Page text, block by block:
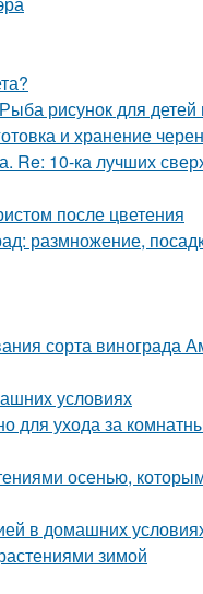
рисунок для
и хранение
Re: 10-ка лучших
после цветения
размножение,
сорта винограда
условиях
для ухода за
осенью,
в домашних
зимой